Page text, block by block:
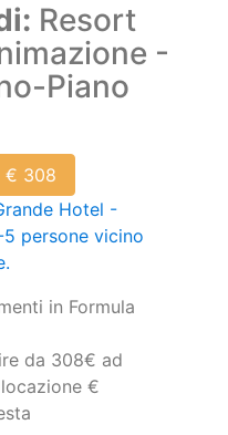
Resort
-
Piano
€ 308
Hotel -
persone vicino
in Formula
da 308€ ad
€